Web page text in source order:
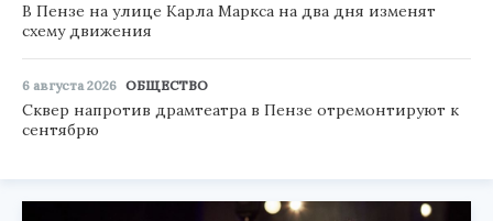
В Пензе на улице Карла Маркса на два дня изменят
схему движения
6 августа 2026 ОБЩЕСТВО
Сквер напротив драмтеатра в Пензе отремонтируют к
сентябрю